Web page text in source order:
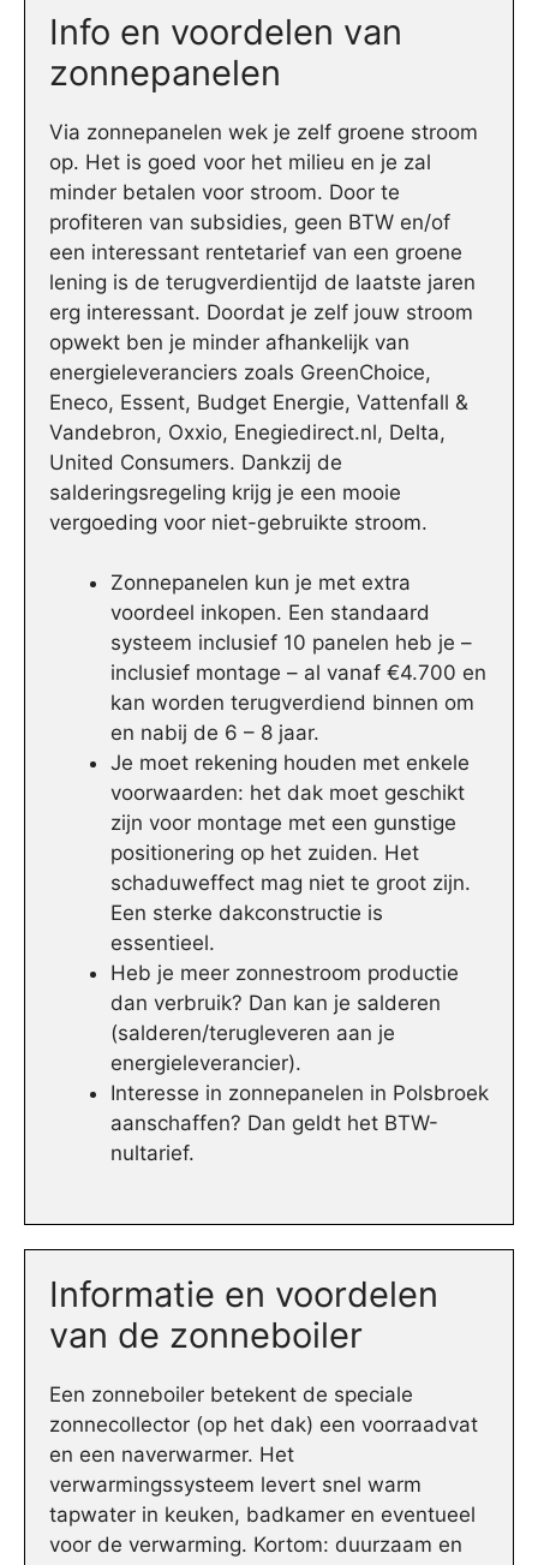
Info en voordelen van
zonnepanelen
Via zonnepanelen wek je zelf groene stroom
op. Het is goed voor het milieu en je zal
minder betalen voor stroom. Door te
profiteren van subsidies, geen BTW en/of
een interessant rentetarief van een groene
lening is de terugverdientijd de laatste jaren
erg interessant. Doordat je zelf jouw stroom
opwekt ben je minder afhankelijk van
energieleveranciers zoals GreenChoice,
Eneco, Essent, Budget Energie, Vattenfall &
Vandebron, Oxxio, Enegiedirect.nl, Delta,
United Consumers. Dankzij de
salderingsregeling krijg je een mooie
vergoeding voor niet-gebruikte stroom.
Zonnepanelen kun je met extra
voordeel inkopen. Een standaard
systeem inclusief 10 panelen heb je –
inclusief montage – al vanaf €4.700 en
kan worden terugverdiend binnen om
en nabij de 6 – 8 jaar.
Je moet rekening houden met enkele
voorwaarden: het dak moet geschikt
zijn voor montage met een gunstige
positionering op het zuiden. Het
schaduweffect mag niet te groot zijn.
Een sterke dakconstructie is
essentieel.
Heb je meer zonnestroom productie
dan verbruik? Dan kan je salderen
(salderen/terugleveren aan je
energieleverancier).
Interesse in zonnepanelen in Polsbroek
aanschaffen? Dan geldt het BTW-
nultarief.
Informatie en voordelen
van de zonneboiler
Een zonneboiler betekent de speciale
zonnecollector (op het dak) een voorraadvat
en een naverwarmer. Het
verwarmingssysteem levert snel warm
tapwater in keuken, badkamer en eventueel
voor de verwarming. Kortom: duurzaam en